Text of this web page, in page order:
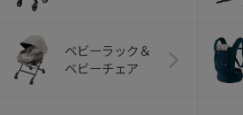
ベビーラック＆
ベビーチェア